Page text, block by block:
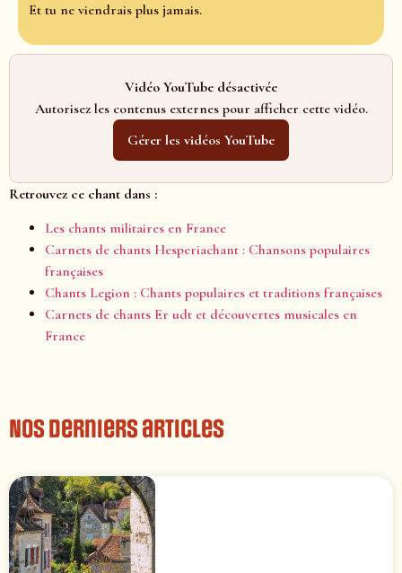
Et tu ne viendrais plus jamais.
Vidéo YouTube désactivée
Autorisez les contenus externes pour afficher cette vidéo.
Gérer les vidéos YouTube
Retrouvez ce chant dans :
Les chants militaires en France
Carnets de chants Hesperiachant : Chansons populaires
françaises
Chants Legion : Chants populaires et traditions françaises
Carnets de chants Er udt et découvertes musicales en
France
Nos derniers articles